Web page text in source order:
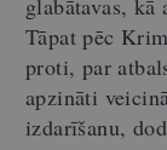
Tāpat pēc
proti, par
apzināti
izdarīšanu,